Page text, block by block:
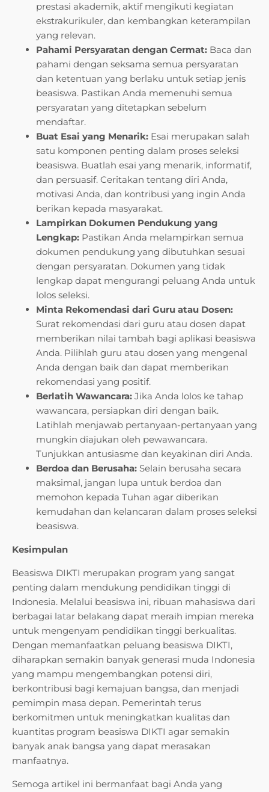
prestasi akademik, aktif mengikuti kegiatan
ekstrakurikuler, dan kembangkan keterampilan
yang relevan.
Pahami Persyaratan dengan Cermat: Baca dan
pahami dengan seksama semua persyaratan
dan ketentuan yang berlaku untuk setiap jenis
beasiswa. Pastikan Anda memenuhi semua
persyaratan yang ditetapkan sebelum
mendaftar.
Buat Esai yang Menarik: Esai merupakan salah
satu komponen penting dalam proses seleksi
beasiswa. Buatlah esai yang menarik, informatif,
dan persuasif. Ceritakan tentang diri Anda,
motivasi Anda, dan kontribusi yang ingin Anda
berikan kepada masyarakat.
Lampirkan Dokumen Pendukung yang
Lengkap: Pastikan Anda melampirkan semua
dokumen pendukung yang dibutuhkan sesuai
dengan persyaratan. Dokumen yang tidak
lengkap dapat mengurangi peluang Anda untuk
lolos seleksi.
Minta Rekomendasi dari Guru atau Dosen:
Surat rekomendasi dari guru atau dosen dapat
memberikan nilai tambah bagi aplikasi beasiswa
Anda. Pilihlah guru atau dosen yang mengenal
Anda dengan baik dan dapat memberikan
rekomendasi yang positif.
Berlatih Wawancara: Jika Anda lolos ke tahap
wawancara, persiapkan diri dengan baik.
Latihlah menjawab pertanyaan-pertanyaan yang
mungkin diajukan oleh pewawancara.
Tunjukkan antusiasme dan keyakinan diri Anda.
Berdoa dan Berusaha: Selain berusaha secara
maksimal, jangan lupa untuk berdoa dan
memohon kepada Tuhan agar diberikan
kemudahan dan kelancaran dalam proses seleksi
beasiswa.
Kesimpulan
Beasiswa DIKTI merupakan program yang sangat
penting dalam mendukung pendidikan tinggi di
Indonesia. Melalui beasiswa ini, ribuan mahasiswa dari
berbagai latar belakang dapat meraih impian mereka
untuk mengenyam pendidikan tinggi berkualitas.
Dengan memanfaatkan peluang beasiswa DIKTI,
diharapkan semakin banyak generasi muda Indonesia
yang mampu mengembangkan potensi diri,
berkontribusi bagi kemajuan bangsa, dan menjadi
pemimpin masa depan. Pemerintah terus
berkomitmen untuk meningkatkan kualitas dan
kuantitas program beasiswa DIKTI agar semakin
banyak anak bangsa yang dapat merasakan
manfaatnya.
Semoga artikel ini bermanfaat bagi Anda yang